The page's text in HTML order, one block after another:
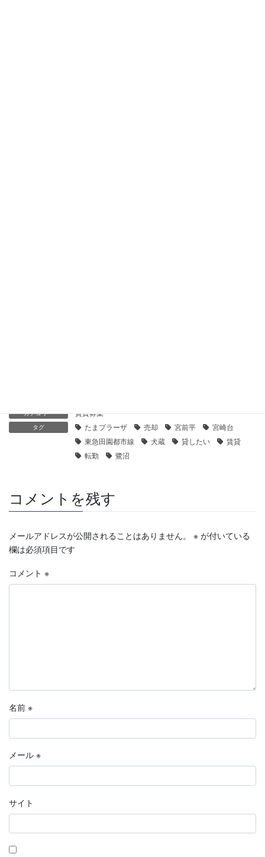
カテゴリー 賃貸募集
タグ たまプラーザ 売却 宮前平
宮崎台
東急田園都市線
犬蔵 貸したい
賃貸
転勤
鷺沼
コメントを残す
メールアドレスが公開されることはありません。 ※ が付いている
欄は必須項目です
コメント ※
名前 ※
メール ※
サイト